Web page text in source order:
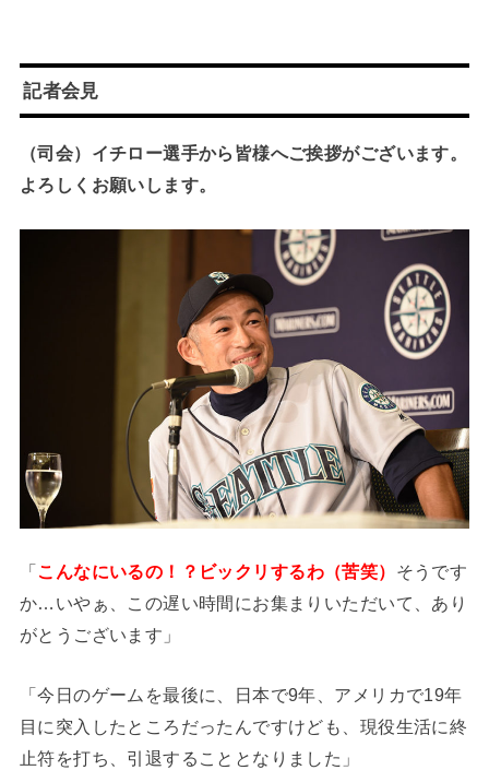
記者会見
（司会）イチロー選手から皆様へご挨拶がございます。
よろしくお願いします。
「こんなにいるの！？ビックリするわ（苦笑） そうです
か…いやぁ、この遅い時間にお集まりいただいて、あり
がとうございます」
「今日のゲームを最後に、日本で9年、アメリカで19年
目に突入したところだったんですけども、現役生活に終
止符を打ち、引退することとなりました」